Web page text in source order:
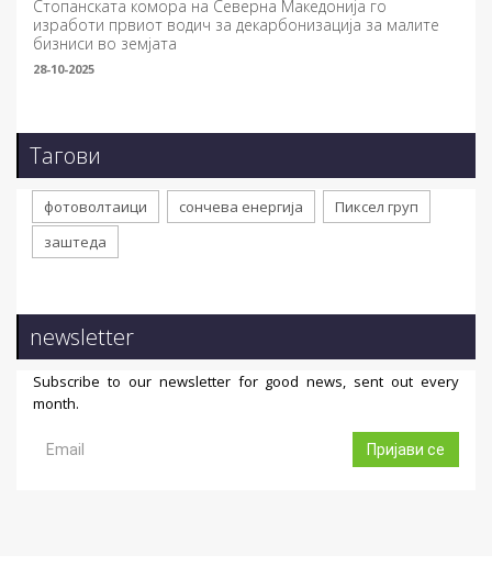
Стопанската комора на Северна Македонија го
изработи првиот водич за декарбонизација за малите
бизниси во земјата
28-10-2025
Тагови
фотоволтаици сончева енергија
Пиксел груп
заштеда
newsletter
Subscribe to our newsletter for good news, sent out every
month.
Пријави се